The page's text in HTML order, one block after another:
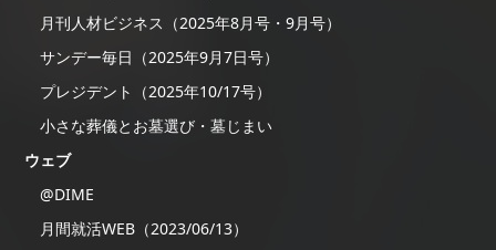
月刊人材ビジネス（2025年8月号・9月号）
サンデー毎日（2025年9月7日号）
プレジデント（2025年10/17号）
小さな葬儀とお墓選び・墓じまい
ウェブ
@DIME
月間就活WEB（2023/06/13）